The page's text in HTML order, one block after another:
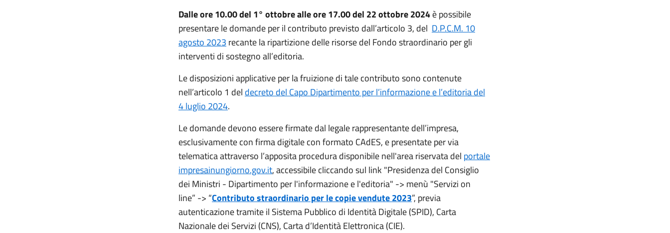
Dalle ore 10.00 del 1° ottobre alle ore 17.00 del 22 ottobre 2024è possibile
presentare le domande per il contributo previsto dall’articolo 3, del D.P.C.M. 10
agosto 2023 recante la ripartizione delle risorse del Fondo straordinario per gli
interventi di sostegno all’editoria.
Le disposizioni applicative per la fruizione di tale contributo sono contenute
nell’articolo 1 del decreto del Capo Dipartimento per l’informazione e l’editoria del
4 luglio 2024.
Le domande devono essere firmate dal legale rappresentante dell’impresa,
esclusivamente con firma digitale con formato CAdES, e presentate per via
telematica attraverso l’apposita procedura disponibile nell'area riservata del portale
impresainungiorno.gov.it, accessibile cliccando sul link "Presidenza del Consiglio
dei Ministri - Dipartimento per l'informazione e l'editoria" -> menù "Servizi on
line” -> “Contributo straordinario per le copie vendute 2023”, previa
autenticazione tramite il Sistema Pubblico di Identità Digitale (SPID), Carta
Nazionale dei Servizi (CNS), Carta d’Identità Elettronica (CIE).